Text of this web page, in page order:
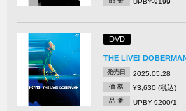
DVD
THE LIVE!
発売日 2025.05.28
価 格 ¥3,630 (税込)
品 番 UPBY-9200/1